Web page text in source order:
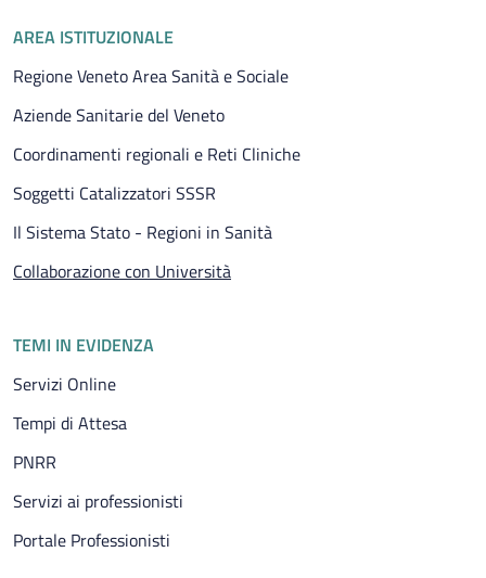
Piè di pagina
AREA ISTITUZIONALE
Regione Veneto Area Sanità e Sociale
Aziende Sanitarie del Veneto
Coordinamenti regionali e Reti Cliniche
Soggetti Catalizzatori SSSR
Il Sistema Stato - Regioni in Sanità
Collaborazione con UniversitàPagina attuale
TEMI IN EVIDENZA
Servizi Online
Tempi di Attesa
PNRR
Servizi ai professionisti
Portale Professionisti